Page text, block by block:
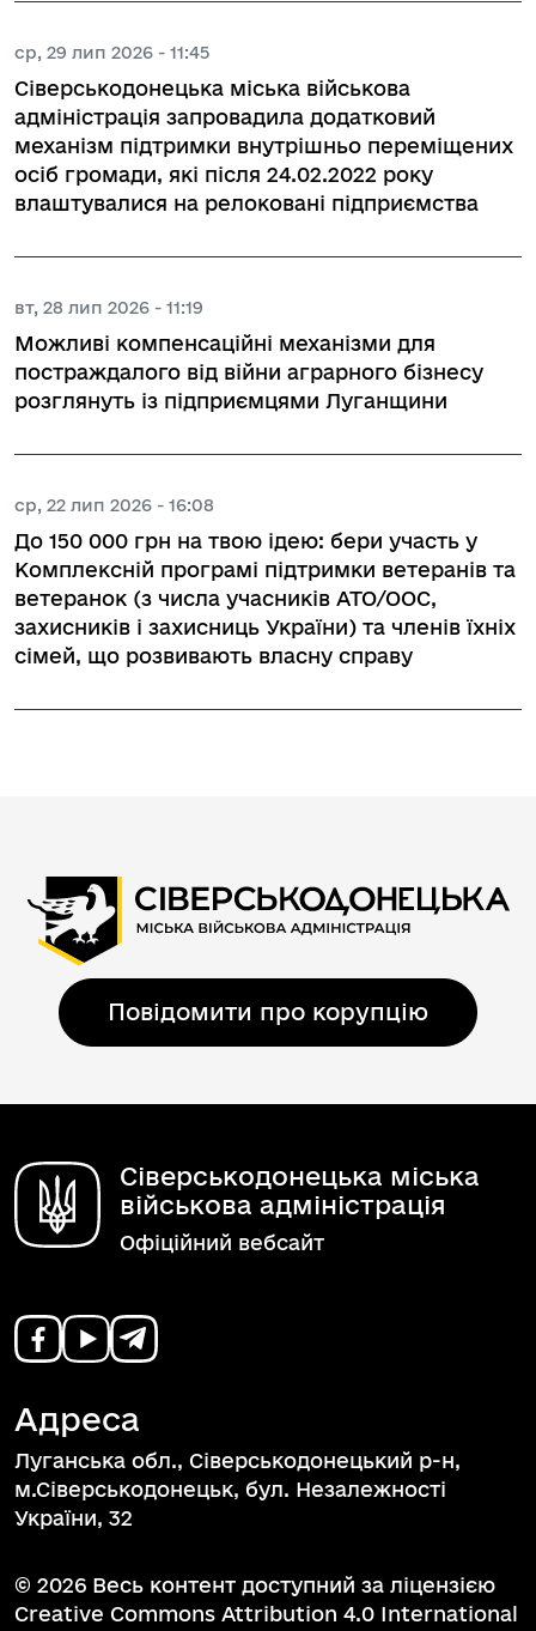
ср, 29 лип 2026 - 11:45
Сіверськодонецька міська військова
адміністрація запровадила додатковий
механізм підтримки внутрішньо переміщених
осіб громади, які після 24.02.2022 року
влаштувалися на релоковані підприємства
вт, 28 лип 2026 - 11:19
Можливі компенсаційні механізми для
постраждалого від війни аграрного бізнесу
розглянуть із підприємцями Луганщини
ср, 22 лип 2026 - 16:08
До 150 000 грн на твою ідею: бери участь у
Комплексній програмі підтримки ветеранів та
ветеранок (з числа учасників АТО/ООС,
захисників і захисниць України) та членів їхніх
сімей, що розвивають власну справу
Повідомити про корупцію
Сіверськодонецька міська
військова адміністрація
Офіційний вебсайт
Адреса
Луганська обл., Сіверськодонецький р-н,
м.Сіверськодонецьк, бул. Незалежності
України, 32
© 2026 Весь контент доступний за ліцензією
Creative Commons Attribution 4.0 International